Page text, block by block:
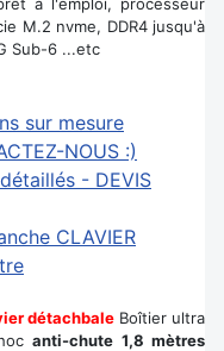
M.2 nvme, DDR4 jusqu'à
Sub-6 ...etc
sur mesure
NOUS :)
- DEVIS
détachbale Boîtier ultra
anti-chute 1,8 mètres